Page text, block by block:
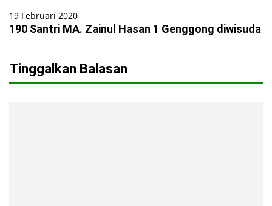
19 Februari 2020
190 Santri MA. Zainul Hasan 1 Genggong diwisuda
Tinggalkan Balasan